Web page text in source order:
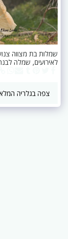
שמלות בת מצווה
לאירועים, שמלה
צפה בגלריה